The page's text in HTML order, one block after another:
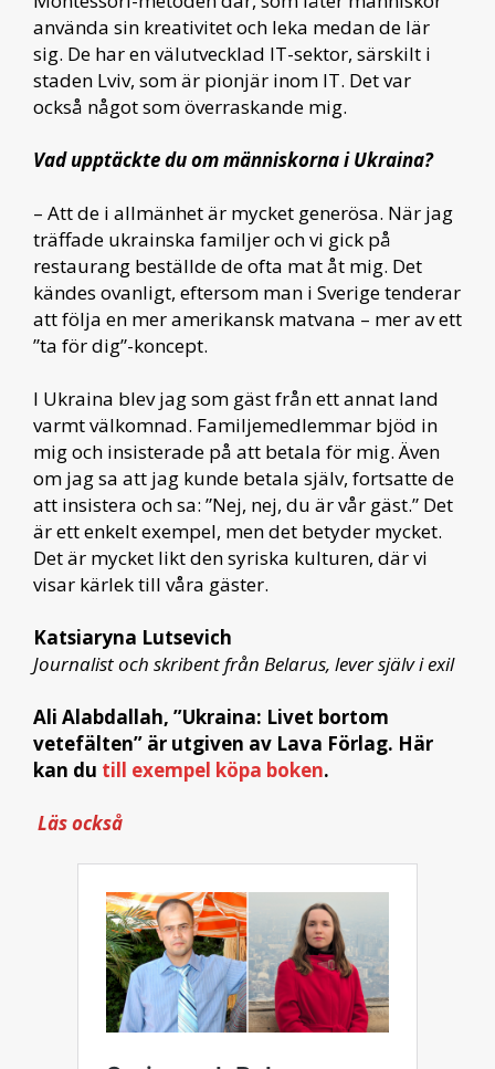
använda sin kreativitet och leka medan de lär
sig. De har en välutvecklad IT-sektor, särskilt i
staden Lviv, som är pionjär inom IT. Det var
också något som överraskande mig.
Vad upptäckte du om människorna i Ukraina?
– Att de i allmänhet är mycket generösa. När jag
träffade ukrainska familjer och vi gick på
restaurang beställde de ofta mat åt mig. Det
kändes ovanligt, eftersom man i Sverige tenderar
att följa en mer amerikansk matvana – mer av ett
”ta för dig”-koncept.
I Ukraina blev jag som gäst från ett annat land
varmt välkomnad. Familjemedlemmar bjöd in
mig och insisterade på att betala för mig. Även
om jag sa att jag kunde betala själv, fortsatte de
att insistera och sa: ”Nej, nej, du är vår gäst.” Det
är ett enkelt exempel, men det betyder mycket.
Det är mycket likt den syriska kulturen, där vi
visar kärlek till våra gäster.
Katsiaryna Lutsevich
Journalist och skribent från Belarus, lever själv i exil
Ali Alabdallah, ”Ukraina: Livet bortom
vetefälten” är utgiven av Lava Förlag. Här
kan du till exempel köpa boken.
Läs också